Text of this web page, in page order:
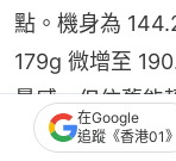
點。機身為
179g 微增至
量感，但依舊能
變，莫過於在
在Google
追蹤《香港01》